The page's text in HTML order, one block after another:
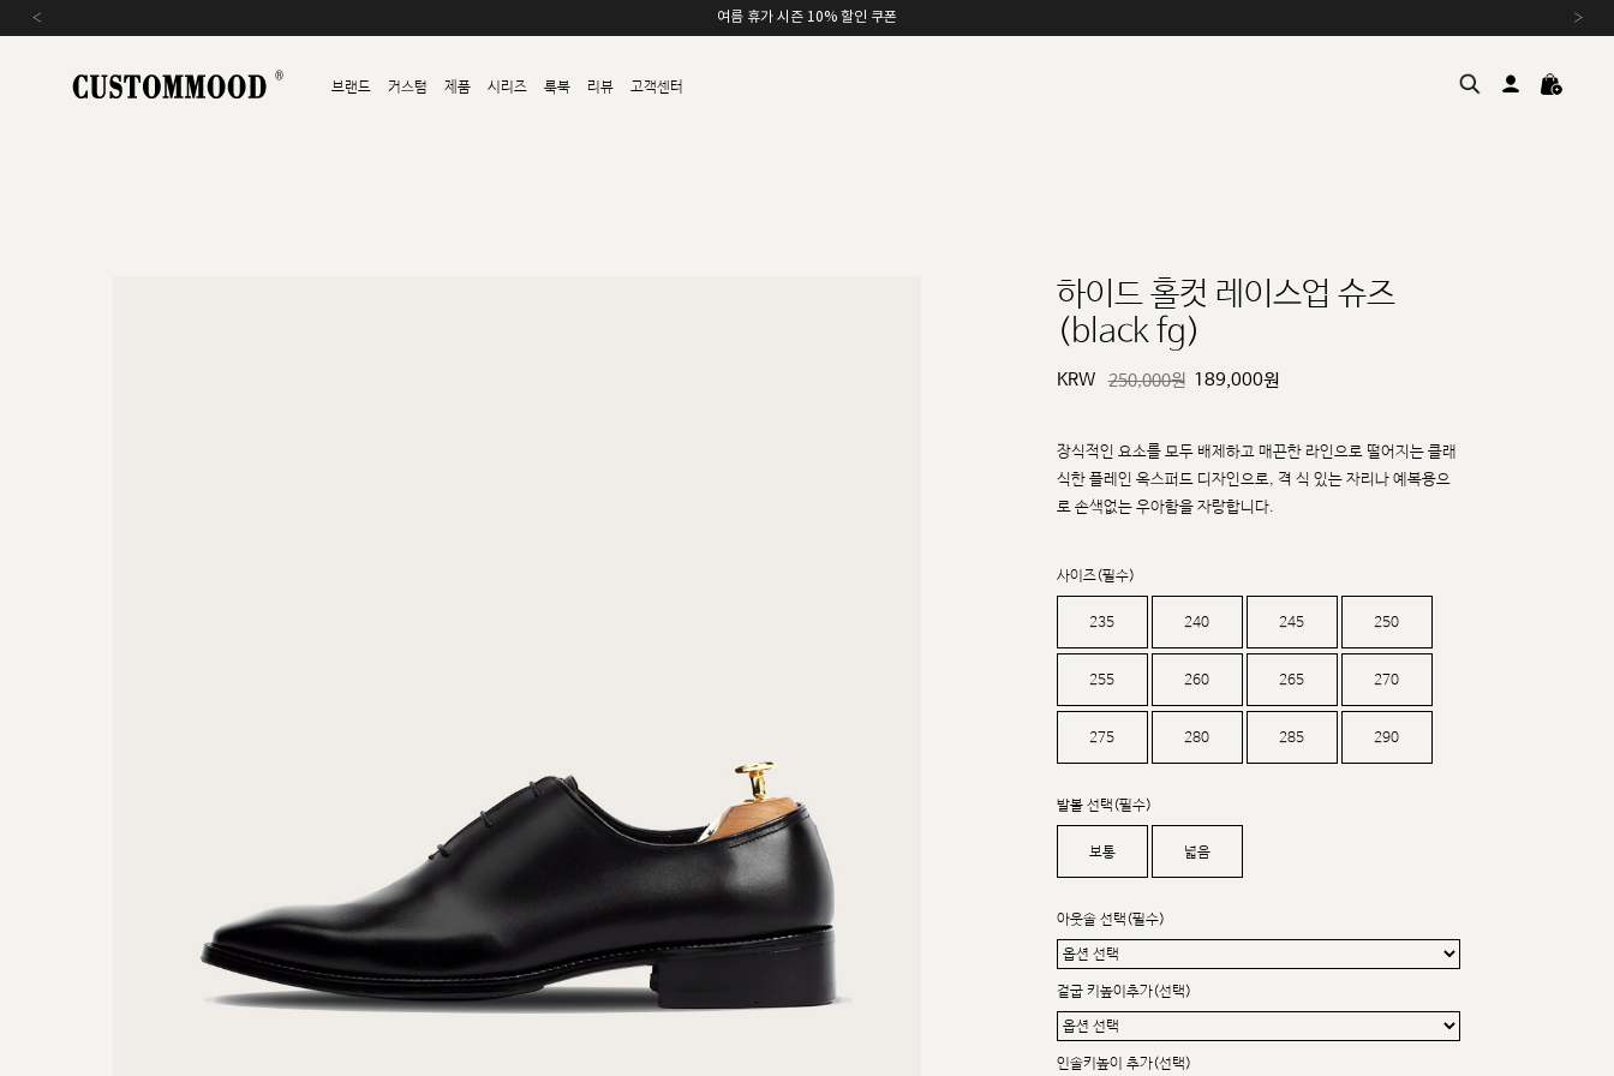
여름 휴가 시즌 10% 할인 쿠폰
‹ ›
브랜드 커스텀 제품 시리즈 룩북 리뷰 고객센터
하이드 홀컷 레이스업 슈즈
(black fg)
KRW 250,000원 189,000원
장식적인 요소를 모두 배제하고 매끈한 라인으로 떨어지는 클래
식한 플레인 옥스퍼드 디자인으로, 격 식 있는 자리나 예복용으
로 손색없는 우아함을 자랑합니다.
사이즈(필수)
235 240 245 250
255 260 265 270
275 280 285 290
발볼 선택(필수)
보통 넓음
아웃솔 선택(필수)
겉굽 키높이추가(선택)
인솔키높이 추가(선택)